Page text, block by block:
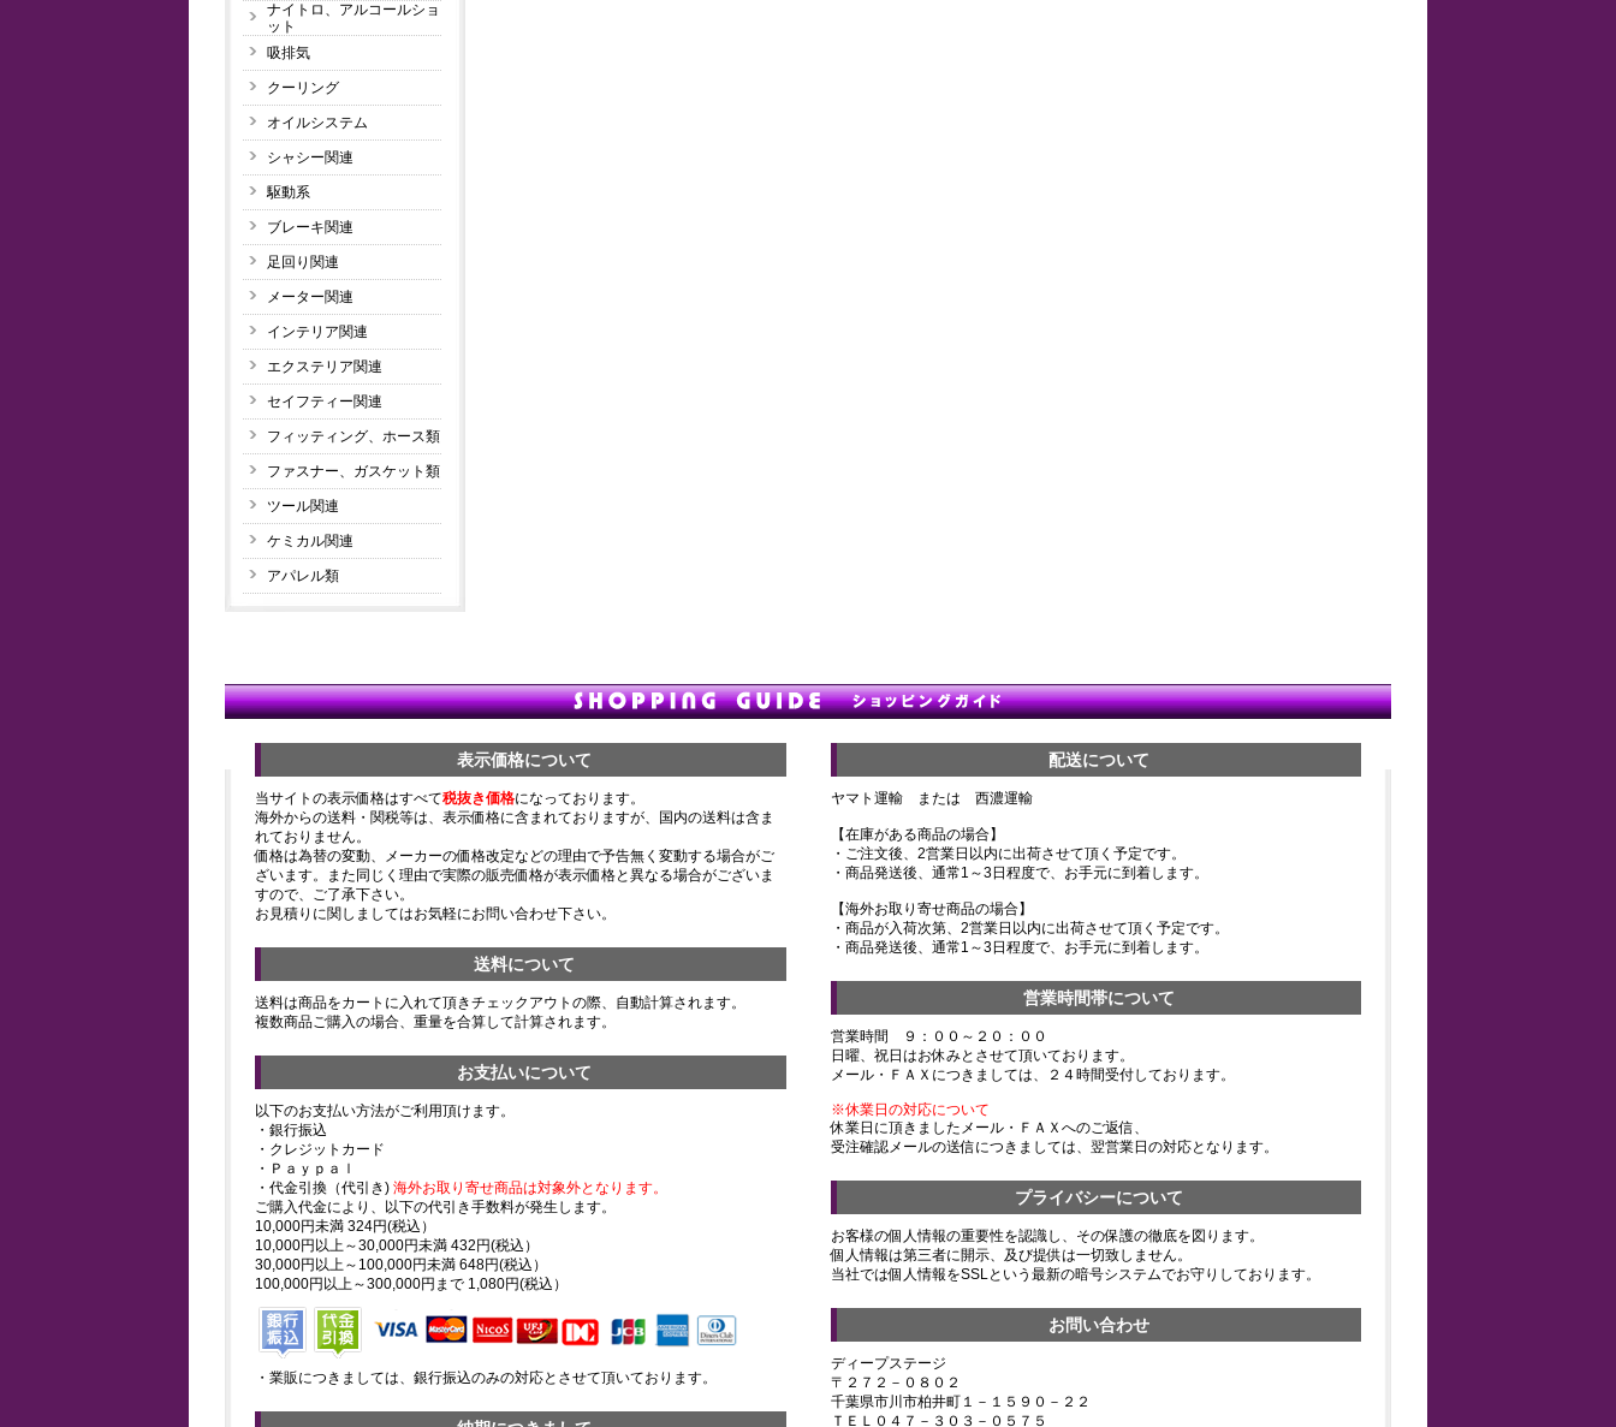
ナイトロ、アルコールショ
ット
吸排気
クーリング
オイルシステム
シャシー関連
駆動系
ブレーキ関連
足回り関連
メーター関連
インテリア関連
エクステリア関連
セイフティー関連
フィッティング、ホース類
ファスナー、ガスケット類
ツール関連
ケミカル関連
アパレル類
表示価格について
当サイトの表示価格はすべて税抜き価格になっております。
海外からの送料・関税等は、表示価格に含まれておりますが、国内の送料は含ま
れておりません。
価格は為替の変動、メーカーの価格改定などの理由で予告無く変動する場合がご
ざいます。また同じく理由で実際の販売価格が表示価格と異なる場合がございま
すので、ご了承下さい。
お見積りに関しましてはお気軽にお問い合わせ下さい。
送料について
送料は商品をカートに入れて頂きチェックアウトの際、自動計算されます。
複数商品ご購入の場合、重量を合算して計算されます。
お支払いについて
以下のお支払い方法がご利用頂けます。
・銀行振込
・クレジットカード
・Ｐａｙｐａｌ
・代金引換（代引き) 海外お取り寄せ商品は対象外となります。
ご購入代金により、以下の代引き手数料が発生します。
10,000円未満 324円(税込）
10,000円以上～30,000円未満 432円(税込）
30,000円以上～100,000円未満 648円(税込）
100,000円以上～300,000円まで 1,080円(税込）
・業販につきましては、銀行振込のみの対応とさせて頂いております。
配送について
ヤマト運輸 または 西濃運輸
【在庫がある商品の場合】
・ご注文後、2営業日以内に出荷させて頂く予定です。
・商品発送後、通常1～3日程度で、お手元に到着します。
【海外お取り寄せ商品の場合】
・商品が入荷次第、2営業日以内に出荷させて頂く予定です。
・商品発送後、通常1～3日程度で、お手元に到着します。
営業時間帯について
営業時間 ９：００～２０：００
日曜、祝日はお休みとさせて頂いております。
メール・ＦＡＸにつきましては、２４時間受付しております。
※休業日の対応について
休業日に頂きましたメール・ＦＡＸへのご返信、
受注確認メールの送信につきましては、翌営業日の対応となります。
プライバシーについて
お客様の個人情報の重要性を認識し、その保護の徹底を図ります。
個人情報は第三者に開示、及び提供は一切致しません。
当社では個人情報をSSLという最新の暗号システムでお守りしております。
お問い合わせ
ディープステージ
〒２７２－０８０２
千葉県市川市柏井町１－１５９０－２２
ＴＥＬ０４７－３０３－０５７５